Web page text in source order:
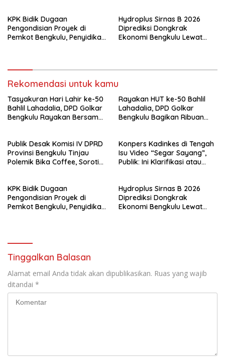
KPK Bidik Dugaan
Pengondisian Proyek di
Pemkot Bengkulu, Penyidikan
Hydroplus Sirnas B 2026
Diprediksi Dongkrak
Ekonomi Bengkulu Lewat
Rekomendasi untuk kamu
Tasyakuran Hari Lahir ke-50
Bahlil Lahadalia, DPD Golkar
Bengkulu Rayakan Bersama
Rayakan HUT ke-50 Bahlil
Lahadalia, DPD Golkar
Bengkulu Bagikan Ribuan
Publik Desak Komisi IV DPRD
Provinsi Bengkulu Tinjau
Polemik Bika Coffee, Soroti
Konpers Kadinkes di Tengah
Isu Video “Segar Sayang”,
Publik: Ini Klarifikasi atau
KPK Bidik Dugaan
Pengondisian Proyek di
Pemkot Bengkulu, Penyidikan
Hydroplus Sirnas B 2026
Diprediksi Dongkrak
Ekonomi Bengkulu Lewat
Tinggalkan Balasan
Alamat email Anda tidak akan dipublikasikan. Ruas yang wajib
ditandai *